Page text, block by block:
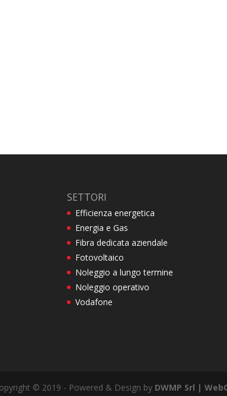
SETTORI
Efficienza energetica
Energia e Gas
Fibra dedicata aziendale
Fotovoltaico
Noleggio a lungo termine
Noleggio operativo
Vodafone
© 2019 - Powered & Design by DWMP Srl |